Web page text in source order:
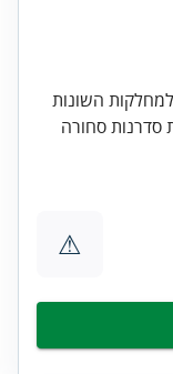
סדרנות סחורה
⚠